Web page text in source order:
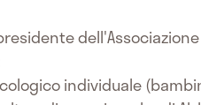
individuale